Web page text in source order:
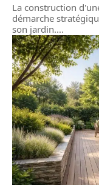
La construction
démarche
son jardin.…